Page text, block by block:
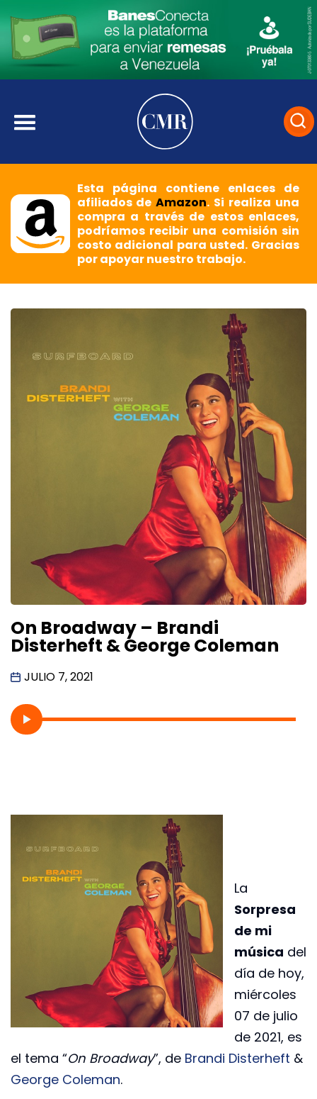
Esta página contiene enlaces de
afiliados deAmazon. Si realiza una
compra a través de estos enlaces,
podríamos recibir una comisión sin
costo adicional para usted. Gracias
por apoyar nuestro trabajo.
On Broadway – Brandi
Disterheft & George Coleman
JULIO 7, 2021
La
Sorpresa
de mi
música del
día de hoy,
miércoles
07 de julio
de 2021, es
el tema “On Broadway”, de Brandi Disterheft &
George Coleman.